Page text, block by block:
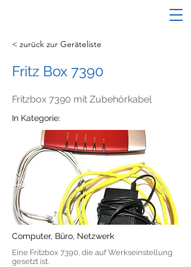
< zurück zur Geräteliste
Fritz Box 7390
Fritzbox 7390 mit Zubehörkabel
In Kategorie:
Computer, Büro, Netzwerk
Eine Fritzbox 7390, die auf Werkseinstellung
gesetzt ist.